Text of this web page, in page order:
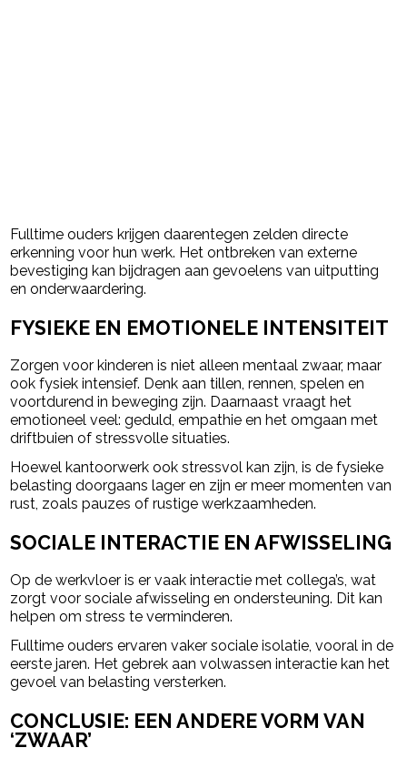
Fulltime ouders krijgen daarentegen zelden directe
erkenning voor hun werk. Het ontbreken van externe
bevestiging kan bijdragen aan gevoelens van uitputting
en onderwaardering.
FYSIEKE EN EMOTIONELE INTENSITEIT
Zorgen voor kinderen is niet alleen mentaal zwaar, maar
ook fysiek intensief. Denk aan tillen, rennen, spelen en
voortdurend in beweging zijn. Daarnaast vraagt het
emotioneel veel: geduld, empathie en het omgaan met
driftbuien of stressvolle situaties.
Hoewel kantoorwerk ook stressvol kan zijn, is de fysieke
belasting doorgaans lager en zijn er meer momenten van
rust, zoals pauzes of rustige werkzaamheden.
SOCIALE INTERACTIE EN AFWISSELING
Op de werkvloer is er vaak interactie met collega’s, wat
zorgt voor sociale afwisseling en ondersteuning. Dit kan
helpen om stress te verminderen.
Fulltime ouders ervaren vaker sociale isolatie, vooral in de
eerste jaren. Het gebrek aan volwassen interactie kan het
gevoel van belasting versterken.
CONCLUSIE: EEN ANDERE VORM VAN
‘ZWAAR’